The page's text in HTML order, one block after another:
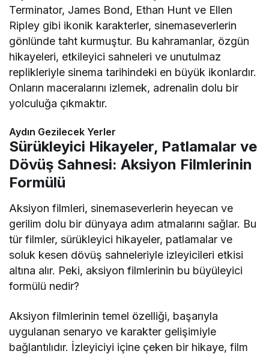
Terminator, James Bond, Ethan Hunt ve Ellen
Ripley gibi ikonik karakterler, sinemaseverlerin
gönlünde taht kurmuştur. Bu kahramanlar, özgün
hikayeleri, etkileyici sahneleri ve unutulmaz
replikleriyle sinema tarihindeki en büyük ikonlardır.
Onların maceralarını izlemek, adrenalin dolu bir
yolculuğa çıkmaktır.
Aydın Gezilecek Yerler
Sürükleyici Hikayeler, Patlamalar ve
Dövüş Sahnesi: Aksiyon Filmlerinin
Formülü
Aksiyon filmleri, sinemaseverlerin heyecan ve
gerilim dolu bir dünyaya adım atmalarını sağlar. Bu
tür filmler, sürükleyici hikayeler, patlamalar ve
soluk kesen dövüş sahneleriyle izleyicileri etkisi
altına alır. Peki, aksiyon filmlerinin bu büyüleyici
formülü nedir?
Aksiyon filmlerinin temel özelliği, başarıyla
uygulanan senaryo ve karakter gelişimiyle
bağlantılıdır. İzleyiciyi içine çeken bir hikaye, film